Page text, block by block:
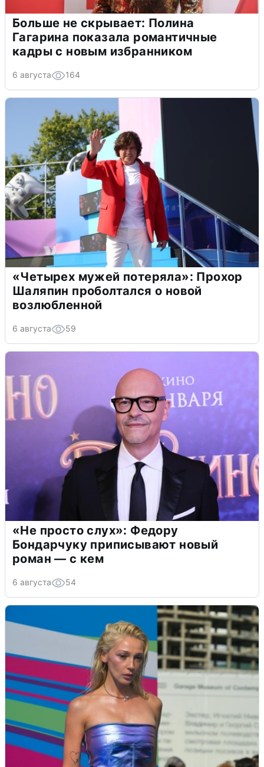
Больше не скрывает: Полина
Гагарина показала романтичные
кадры с новым избранником
6 августа 164
«Четырех мужей потеряла»: Прохор
Шаляпин проболтался о новой
возлюбленной
6 августа 59
«Не просто слух»: Федору
Бондарчуку приписывают новый
роман — с кем
6 августа 54